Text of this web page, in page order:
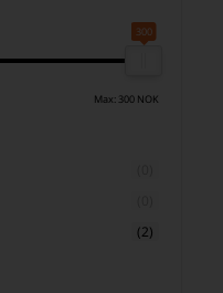
300
Max: 300 NOK
(2)